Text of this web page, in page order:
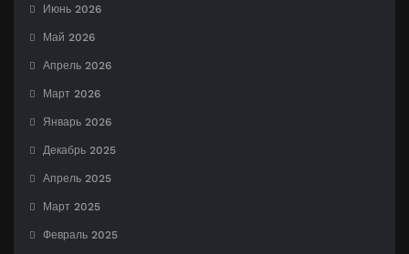
Июнь 2026
Май 2026
Апрель 2026
Март 2026
Январь 2026
Декабрь 2025
Апрель 2025
Март 2025
Февраль 2025